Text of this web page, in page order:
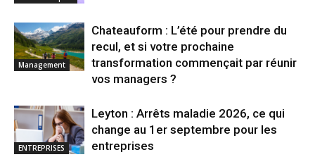
Management
Chateauform : L’été pour prendre du
recul, et si votre prochaine
transformation commençait par réunir
vos managers ?
ENTREPRISES
Leyton : Arrêts maladie 2026, ce qui
change au 1er septembre pour les
entreprises